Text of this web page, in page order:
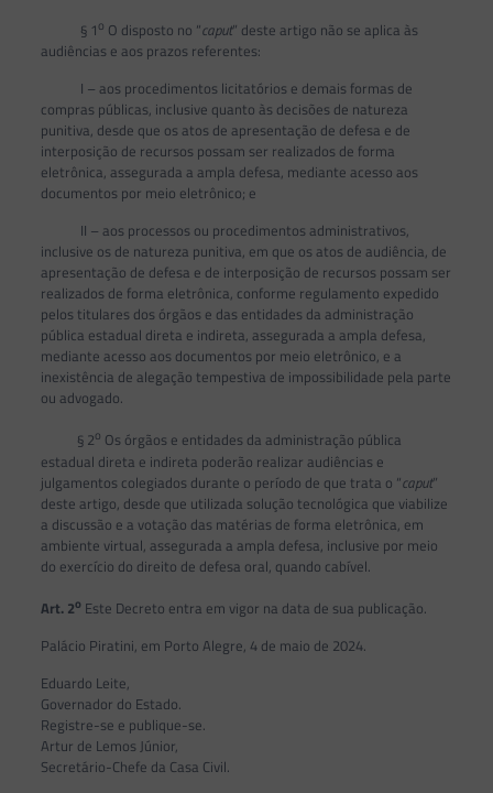
§ 1o O disposto no “caput” deste artigo não se aplica às
audiências e aos prazos referentes:
I – aos procedimentos licitatórios e demais formas de
compras públicas, inclusive quanto às decisões de natureza
punitiva, desde que os atos de apresentação de defesa e de
interposição de recursos possam ser realizados de forma
eletrônica, assegurada a ampla defesa, mediante acesso aos
documentos por meio eletrônico; e
II – aos processos ou procedimentos administrativos,
inclusive os de natureza punitiva, em que os atos de audiência, de
apresentação de defesa e de interposição de recursos possam ser
realizados de forma eletrônica, conforme regulamento expedido
pelos titulares dos órgãos e das entidades da administração
pública estadual direta e indireta, assegurada a ampla defesa,
mediante acesso aos documentos por meio eletrônico, e a
inexistência de alegação tempestiva de impossibilidade pela parte
ou advogado.
§ 2o Os órgãos e entidades da administração pública
estadual direta e indireta poderão realizar audiências e
julgamentos colegiados durante o período de que trata o “caput”
deste artigo, desde que utilizada solução tecnológica que viabilize
a discussão e a votação das matérias de forma eletrônica, em
ambiente virtual, assegurada a ampla defesa, inclusive por meio
do exercício do direito de defesa oral, quando cabível.
Art. 2o Este Decreto entra em vigor na data de sua publicação.
Palácio Piratini, em Porto Alegre, 4 de maio de 2024.
Eduardo Leite,
Governador do Estado.
Registre-se e publique-se.
Artur de Lemos Júnior,
Secretário-Chefe da Casa Civil.